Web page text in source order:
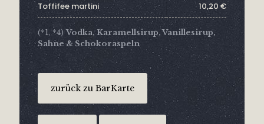
Toffifee martini 10,20 €
(*1, *4)Vodka, Karamellsirup, Vanillesirup,
Sahne & Schokoraspeln
zurück zu BarKarte